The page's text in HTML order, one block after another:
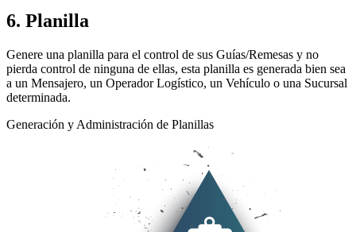
6. Planilla
Genere una planilla para el control de sus Guías/Remesas y no
pierda control de ninguna de ellas, esta planilla es generada bien sea
a un Mensajero, un Operador Logístico, un Vehículo o una Sucursal
determinada.
Generación y Administración de Planillas